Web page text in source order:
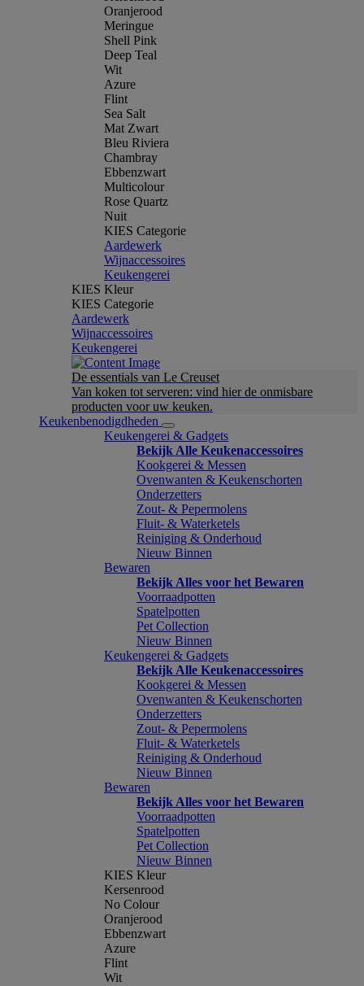
Oranjerood
Meringue
Shell Pink
Deep Teal
Wit
Azure
Flint
Sea Salt
Mat Zwart
Bleu Riviera
Chambray
Ebbenzwart
Multicolour
Rose Quartz
Nuit
KIES Categorie
Aardewerk
Wijnaccessoires
Keukengerei
KIES Kleur
KIES Categorie
Aardewerk
Wijnaccessoires
Keukengerei
De essentials van Le Creuset
Van koken tot serveren: vind hier de onmisbare
producten voor uw keuken.
Keukenbenodigdheden
Keukengerei & Gadgets
Bekijk Alle Keukenaccessoires
Kookgerei & Messen
Ovenwanten & Keukenschorten
Onderzetters
Zout- & Pepermolens
Fluit- & Waterketels
Reiniging & Onderhoud
Nieuw Binnen
Bewaren
Bekijk Alles voor het Bewaren
Voorraadpotten
Spatelpotten
Pet Collection
Nieuw Binnen
Keukengerei & Gadgets
Bekijk Alle Keukenaccessoires
Kookgerei & Messen
Ovenwanten & Keukenschorten
Onderzetters
Zout- & Pepermolens
Fluit- & Waterketels
Reiniging & Onderhoud
Nieuw Binnen
Bewaren
Bekijk Alles voor het Bewaren
Voorraadpotten
Spatelpotten
Pet Collection
Nieuw Binnen
KIES Kleur
Kersenrood
No Colour
Oranjerood
Ebbenzwart
Azure
Flint
Wit